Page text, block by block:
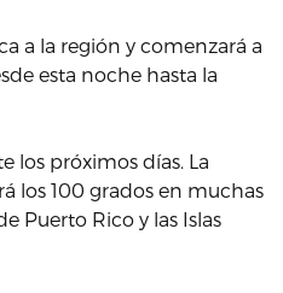
a la región y comenzará a
esta noche hasta la
los próximos días. La
los 100 grados en muchas
Puerto Rico y las Islas